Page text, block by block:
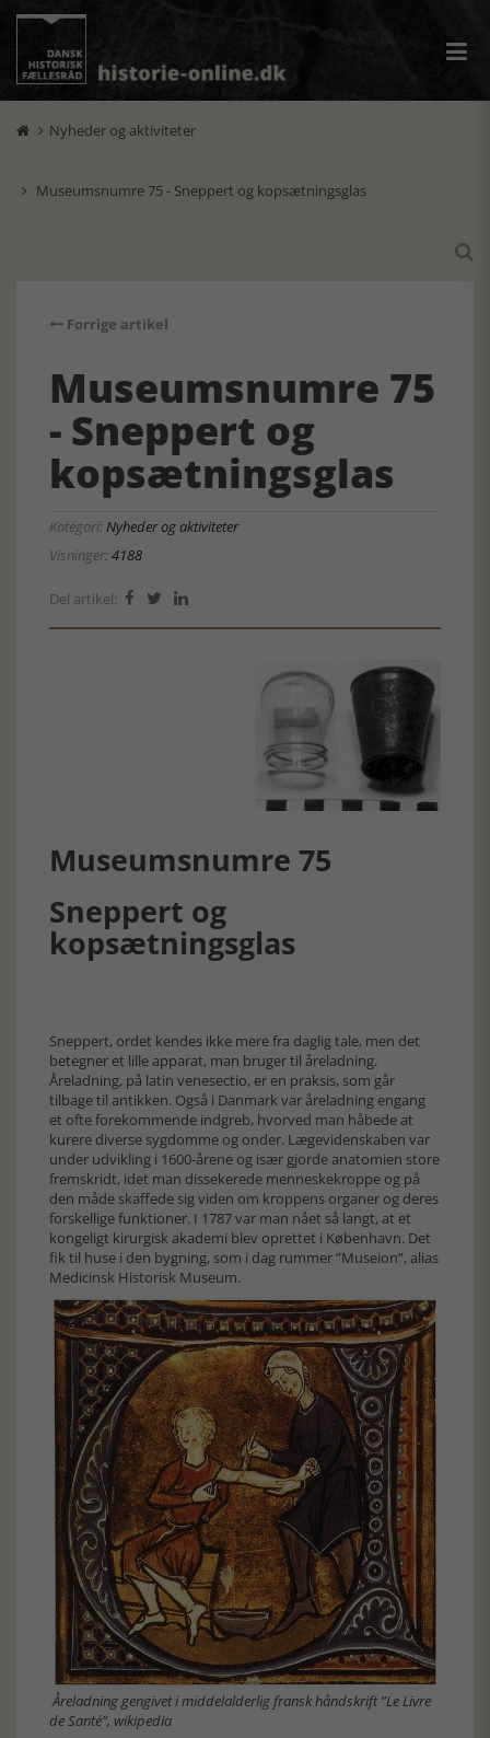
 Nyheder og aktiviteter
 Museumsnumre 75 - Sneppert og kopsætningsglas

Forrige artikel
Museumsnumre 75
- Sneppert og
kopsætningsglas
Kategori:Nyheder og aktiviteter
Visninger:4188
Del artikel:   
Museumsnumre 75
Sneppert og
kopsætningsglas
Sneppert, ordet kendes ikke mere fra daglig tale, men det
betegner et lille apparat, man bruger til åreladning.
Åreladning, på latin venesectio, er en praksis, som går
tilbage til antikken. Også i Danmark var åreladning engang
et ofte forekommende indgreb, hvorved man håbede at
kurere diverse sygdomme og onder. Lægevidenskaben var
under udvikling i 1600-årene og især gjorde anatomien store
fremskridt, idet man dissekerede menneskekroppe og på
den måde skaffede sig viden om kroppens organer og deres
forskellige funktioner. I 1787 var man nået så langt, at et
kongeligt kirurgisk akademi blev oprettet i København. Det
fik til huse i den bygning, som i dag rummer ”Museion”, alias
Medicinsk Historisk Museum.
Åreladning gengivet i middelalderlig fransk håndskrift ”Le Livre
de Santé”, wikipedia